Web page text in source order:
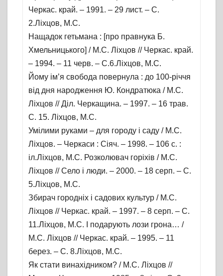
Черкас. край. – 1991. – 29 лист. – С.
2.Ліхцов, М.С.
Нащадок гетьмана : [про правнука Б.
Хмельницького] / М.С. Ліхцов // Черкас. край.
– 1994. – 11 черв. – С.6.Ліхцов, М.С.
Йому ім’я свобода повернула : до 100-річчя
від дня народження Ю. Кондратюка / М.С.
Ліхцов // Діл. Черкащина. – 1997. – 16 трав.
С. 15. Ліхцов, М.С.
Умілими руками – для городу і саду / М.С.
Ліхцов. – Черкаси : Сіяч. – 1998. – 106 с. :
іл.Ліхцов, М.С. Розколювач горіхів / М.С.
Ліхцов // Село і люди. – 2000. – 18 серп. – С.
5.Ліхцов, М.С.
Збирач городніх і садових культур / М.С.
Ліхцов // Черкас. край. – 1997. – 8 серп. – С.
11.Ліхцов, М.С. І подарують лози грона… /
М.С. Ліхцов // Черкас. край. – 1995. – 11
берез. – С. 8.Ліхцов, М.С.
Як стати винахідником? / М.С. Ліхцов //